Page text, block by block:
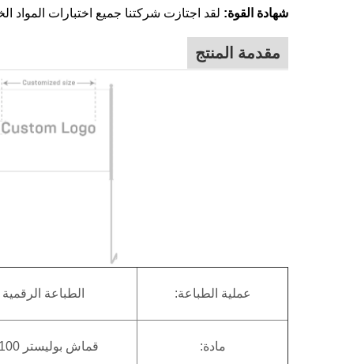
شهادة القوة: لقد اجتازت شركتنا جميع اختبارات المواد
مقدمة المنتج
عملية الطباعة: الطباعة الرقمية
مادة: قماش بوليستر 100%